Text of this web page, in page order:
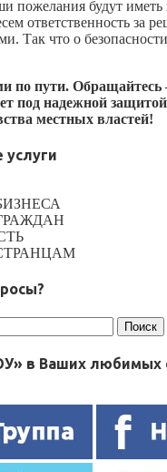
пожелания будут иметь
ответственность за
Так что о
по пути.
под надежной
местных властей!
в Ваших любимых